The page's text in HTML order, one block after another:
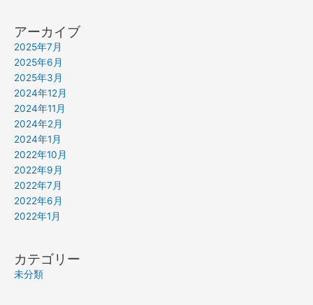
アーカイブ
2025年7月
2025年6月
2025年3月
2024年12月
2024年11月
2024年2月
2024年1月
2022年10月
2022年9月
2022年7月
2022年6月
2022年1月
カテゴリー
未分類